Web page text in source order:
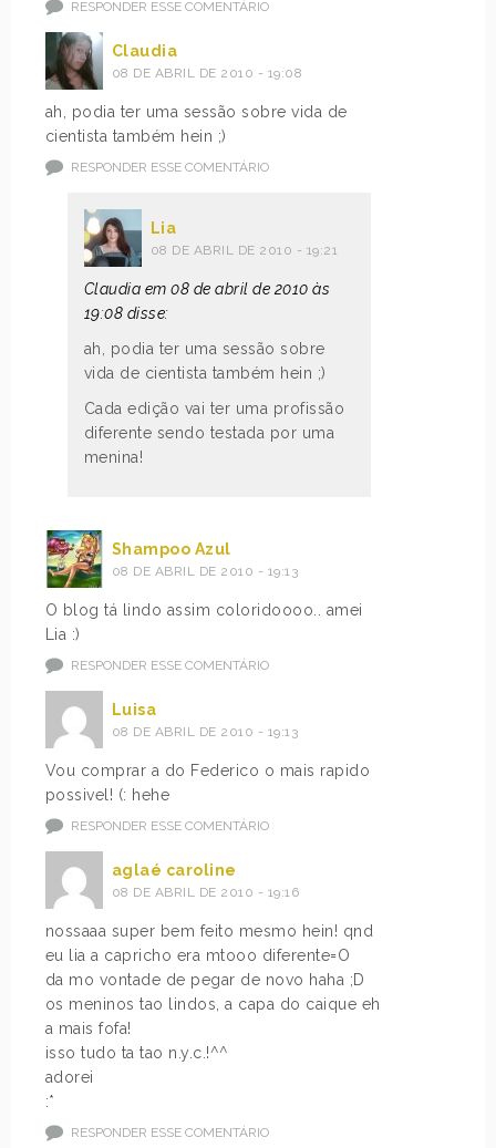
RESPONDER ESSE COMENTÁRIO
Claudia
08 DE ABRIL DE 2010 - 19:08
ah, podia ter uma sessão sobre vida de
cientista também hein ;)
RESPONDER ESSE COMENTÁRIO
Lia
08 DE ABRIL DE 2010 - 19:21
Claudia em 08 de abril de 2010 às
19:08 disse:
ah, podia ter uma sessão sobre
vida de cientista também hein ;)
Cada edição vai ter uma profissão
diferente sendo testada por uma
menina!
Shampoo Azul
08 DE ABRIL DE 2010 - 19:13
O blog tá lindo assim coloridoooo.. amei
Lia :)
RESPONDER ESSE COMENTÁRIO
Luisa
08 DE ABRIL DE 2010 - 19:13
Vou comprar a do Federico o mais rapido
possivel! (: hehe
RESPONDER ESSE COMENTÁRIO
aglaé caroline
08 DE ABRIL DE 2010 - 19:16
nossaaa super bem feito mesmo hein! qnd
eu lia a capricho era mtooo diferente=O
da mo vontade de pegar de novo haha ;D
os meninos tao lindos, a capa do caique eh
a mais fofa!
isso tudo ta tao n.y.c.!^^
adorei
:*
RESPONDER ESSE COMENTÁRIO